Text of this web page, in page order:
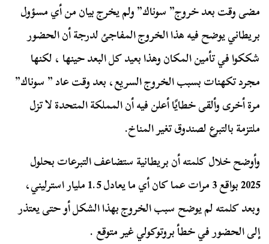
مضى وقت بعد خروج” سوناك” ولم يخرج بيان من أي مسؤول
بريطاني يوضح فيه هذا الخروج المفاجئ لدرجة أن الحضور
شككوا في تأمين المكان وهذا بعيد كل البعد حينها ، لكنها
مجرد تكهنات بسبب الخروج السريع، بعد وقت عاد ” سوناك”
مرة أخرى وألقى خطايًا أعلن فيه أن المملكة المتحدة لا تزل
ملتزمة بالتبرع لصندوق تغير المناخ.
وأوضح خلال كلمته أن بريطانية ستضاعف التبرعات بحلول
2025 بواقع 3 مرات عما كان أي ما يعادل 1.5 مليار استرليني،
وبعد كلمته لم يوضح سبب الخروج بهذا الشكل أو حتى يعتذر
إلى الحضور في خطأ بروتوكولي غير متوقع .